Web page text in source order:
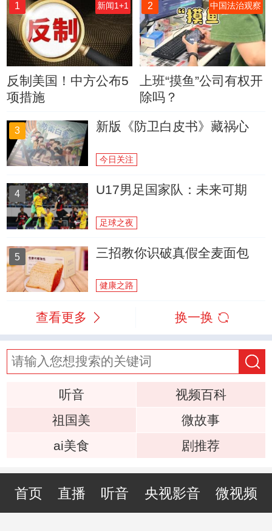
1 新闻1+1
反制美国！中方公布5
项措施
2 中国法治观察
上班“摸鱼”公司有权开
除吗？
3 新版《防卫白皮书》藏祸心
今日关注
4 U17男足国家队：未来可期
足球之夜
5 三招教你识破真假全麦面包
健康之路
查看更多 换一换
听音
视频百科
祖国美
微故事
ai美食
剧推荐
首页 直播 听音 央视影音 微视频